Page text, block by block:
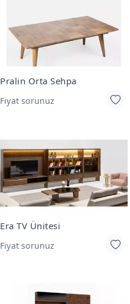
Pralin Orta Sehpa
Fiyat sorunuz
Era TV Ünitesi
Fiyat sorunuz